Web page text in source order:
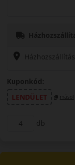
Házhozszállítás
Kuponkód:
LENDÜLET
másol
db